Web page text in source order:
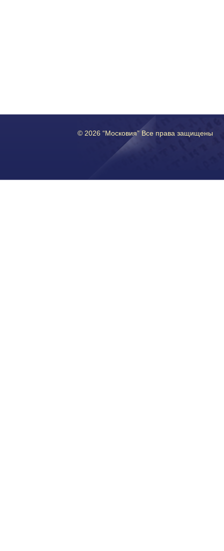
© 2026 “Московия” Все права защищены